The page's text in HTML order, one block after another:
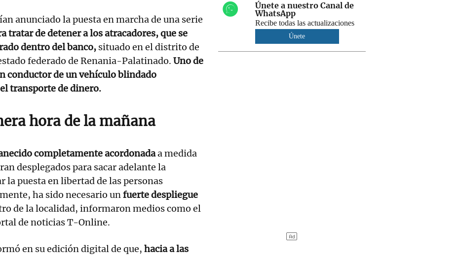
anunciado la puesta en marcha de una serie
tratar de detener a los atracadores, que se
dentro del banco, situado en el distrito de
federado de Renania-Palatinado. Uno de
conductor de un vehículo blindado
transporte de dinero.
hora de la mañana
completamente acordonadaa medida
desplegados para sacar adelante la
la puesta en libertad de las personas
ha sido necesario unfuerte despliegue
de la localidad, informaron medios como el
de noticias T-Online.
en su edición digital de que, hacia a las
Únete a nuestro Canal de
WhatsApp
Recibe todas las actualizaciones
Únete